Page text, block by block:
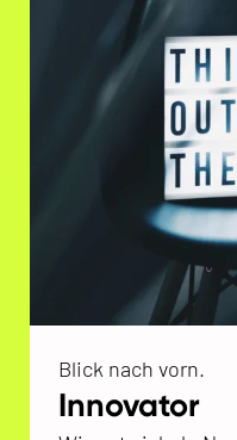
Blick nach vorn.
Innovator